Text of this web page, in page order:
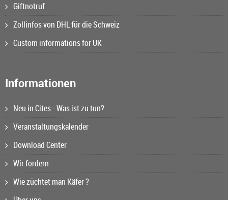
Giftnotruf
Zollinfos von DHL für die Schweiz
Custom informations for UK
Informationen
Neu in Cites - Was ist zu tun?
Veranstaltungskalender
Download Center
Wir fördern
Wie züchtet man Käfer ?